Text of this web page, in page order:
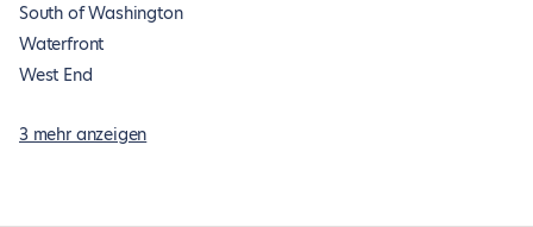
South of Washington
Waterfront
West End
3 mehr anzeigen